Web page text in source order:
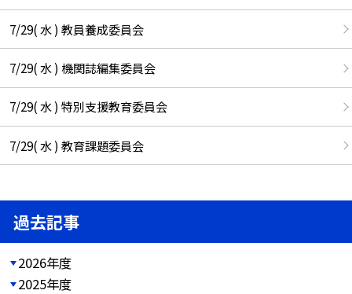
7/29( 水 ) 教員養成委員会
7/29( 水 ) 機関誌編集委員会
7/29( 水 ) 特別支援教育委員会
7/29( 水 ) 教育課題委員会
過去記事
2026年度
2025年度